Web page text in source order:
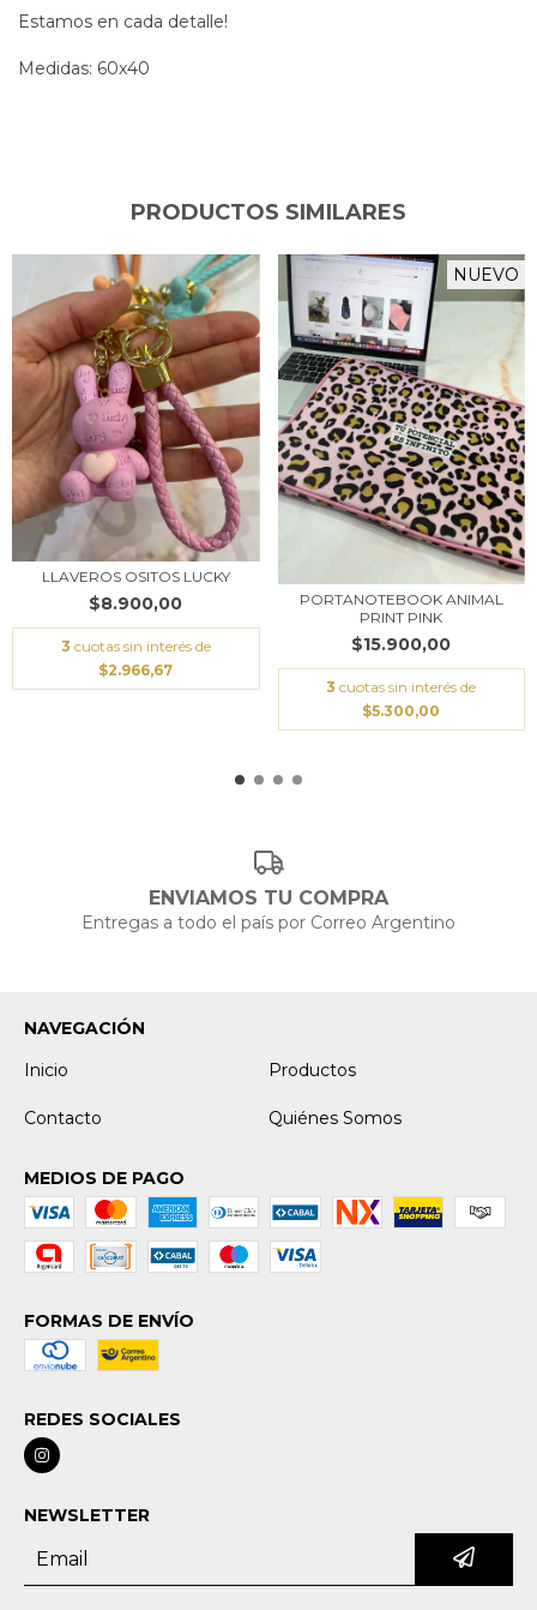
Estamos en cada detalle!
Medidas: 60x40
PRODUCTOS SIMILARES
LLAVEROS OSITOS LUCKY
$8.900,00
3 cuotas sin interés de
$2.966,67
NUEVO
PORTANOTEBOOK ANIMAL
PRINT PINK
$15.900,00
3 cuotas sin interés de
$5.300,00
ENVIAMOS TU COMPRA
Entregas a todo el país por Correo Argentino
NAVEGACIÓN
Inicio
Productos
Contacto Quiénes Somos
MEDIOS DE PAGO
FORMAS DE ENVÍO
REDES SOCIALES
NEWSLETTER